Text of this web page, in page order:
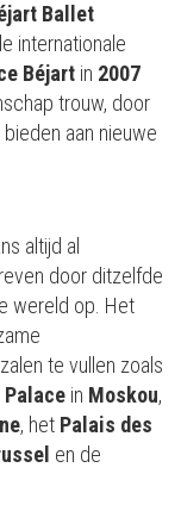
Ballet
internationale
Béjart in 2007
trouw, door
aan nieuwe
altijd al
door ditzelfde
wereld op. Het
te vullen zoals
in Moskou,
, het Palais des
en de